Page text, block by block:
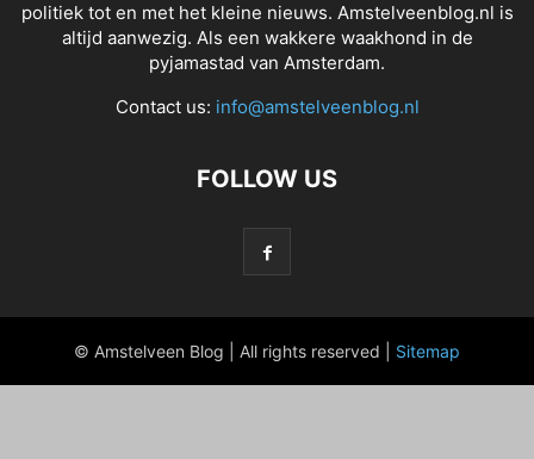
politiek tot en met het kleine nieuws. Amstelveenblog.nl is
altijd aanwezig. Als een wakkere waakhond in de
pyjamastad van Amsterdam.
Contact us: info@amstelveenblog.nl
FOLLOW US
© Amstelveen Blog | All rights reserved | Sitemap